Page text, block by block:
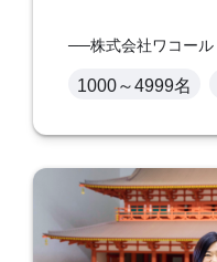
株式会社ワコール
1000～4999名